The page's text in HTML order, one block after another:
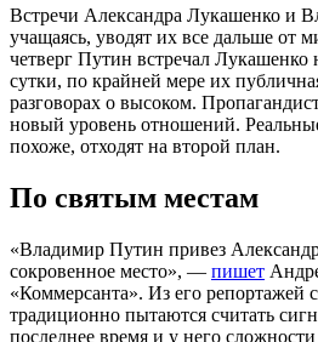
Встречи Александра Лукашенко и
учащаясь, уводят их все дальше от
четверг Путин встречал
сутки, по крайней мере их
разговорах о высоком.
новый уровень отношений.
похоже, отходят на второй план.
По святым местам
«Владимир Путин привез
сокровенное место», — пишет
«Коммерсанта». Из его репортажей
традиционно пытаются считать
последнее время и у него